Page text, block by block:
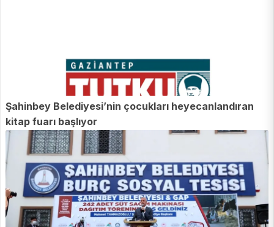
Şahinbey Belediyesi’nin çocukları heyecanlandıran
kitap fuarı başlıyor